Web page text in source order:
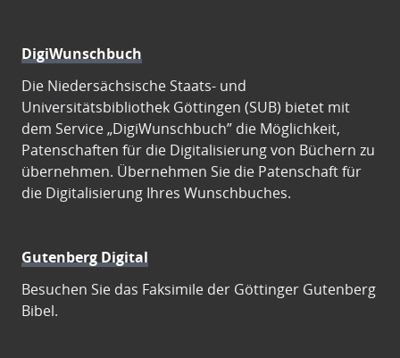
DigiWunschbuch
Die Niedersächsische Staats- und
Universitätsbibliothek Göttingen (SUB) bietet mit
dem Service „DigiWunschbuch” die Möglichkeit,
Patenschaften für die Digitalisierung von Büchern zu
übernehmen. Übernehmen Sie die Patenschaft für
die Digitalisierung Ihres Wunschbuches.
Gutenberg Digital
Besuchen Sie das Faksimile der Göttinger Gutenberg
Bibel.